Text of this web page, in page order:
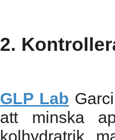
2.
GLP Lab
att minska
kolhydratrik